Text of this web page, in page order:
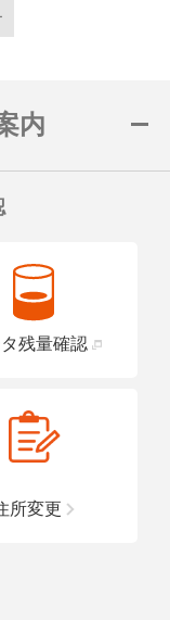
なお手続きなど詳細は
スペースをご用意して
す。
内
残量確認
所変更